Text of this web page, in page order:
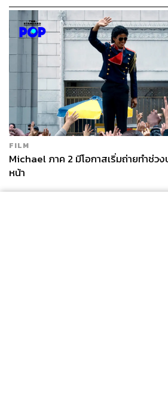
FILM
Michael ภาค 2 มีโอกาสเริ่มถ่ายทำช่ว
หน้า